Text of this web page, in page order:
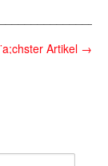
Artikel →